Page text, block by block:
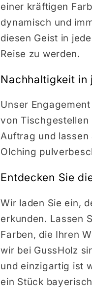
einer kräftigen
dynamisch und
diesen Geist in
Reise zu werden.
Nachhaltigkeit in
Unser
von
Auftrag und lassen
Olching
Entdecken Sie
Wir laden Sie ein,
erkunden. Lassen
Farben, die Ihren
wir bei GussHolz
und einzigartig ist
ein Stück